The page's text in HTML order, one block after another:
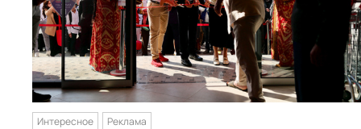
Интересное Реклама